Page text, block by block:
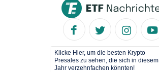
Klicke Hier, um die besten Krypto
Presales zu sehen, die sich in diesem
Jahr verzehnfachen könnten!